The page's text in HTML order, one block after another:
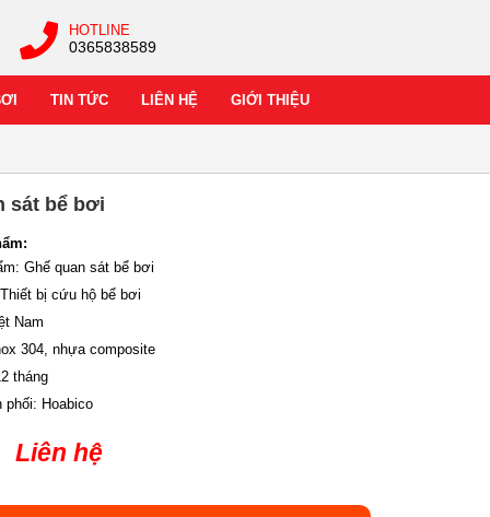
HOTLINE
0365838589
TIN TỨC LIÊN HỆ GIỚI THIỆU
sát bể bơi
Ghế quan sát bể bơi
bị cứu hộ bể bơi
Nam
304, nhựa composite
tháng
phối: Hoabico
Liên hệ